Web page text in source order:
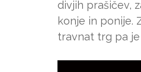
divjih prašičev,
konje in ponije.
travnat trg pa